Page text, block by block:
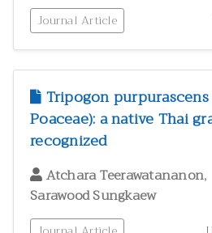
Journal Article
Tripogon
Poaceae): a native Thai
recognized
Atchara Teerawatananon,
Sarawood Sungkaew